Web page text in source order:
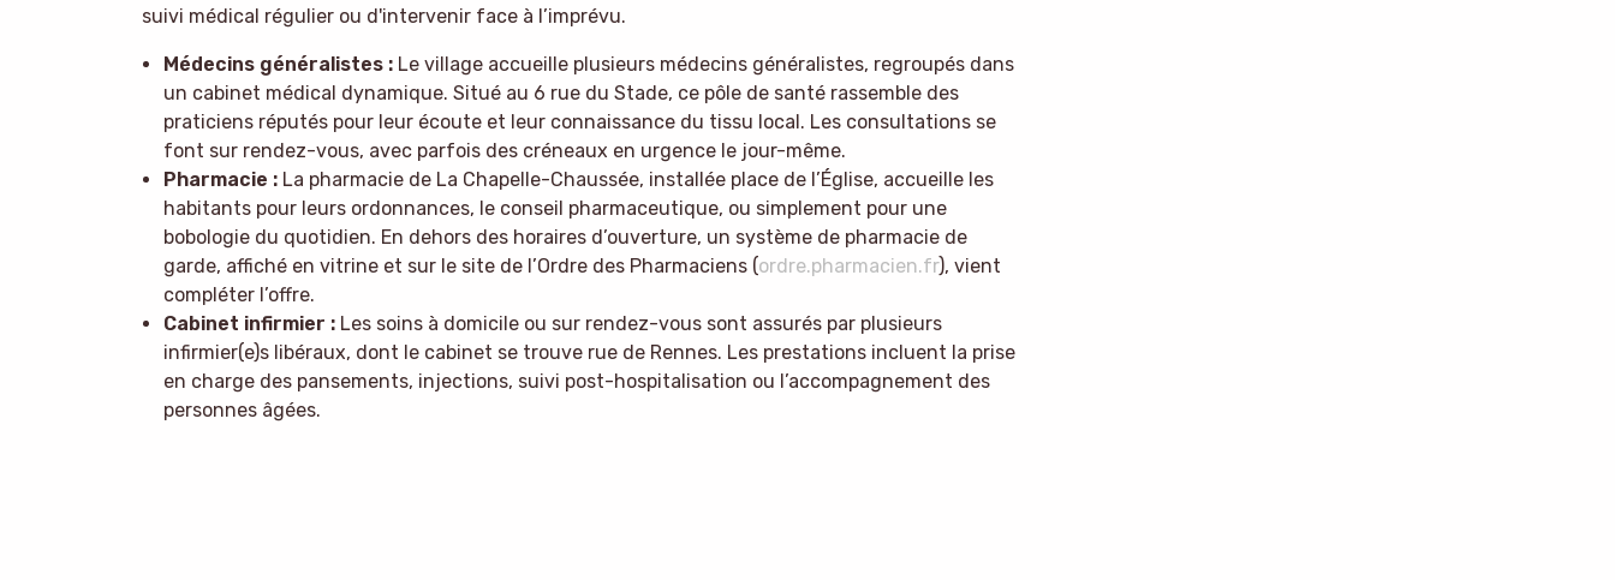
suivi médical régulier ou d'intervenir face à l’imprévu.
Médecins généralistes :Le village accueille plusieurs médecins généralistes, regroupés dans
un cabinet médical dynamique. Situé au 6 rue du Stade, ce pôle de santé rassemble des
praticiens réputés pour leur écoute et leur connaissance du tissu local. Les consultations se
font sur rendez-vous, avec parfois des créneaux en urgence le jour-même.
Pharmacie :La pharmacie de La Chapelle-Chaussée, installée place de l’Église, accueille les
habitants pour leurs ordonnances, le conseil pharmaceutique, ou simplement pour une
bobologie du quotidien. En dehors des horaires d’ouverture, un système de pharmacie de
garde, affiché en vitrine et sur le site de l’Ordre des Pharmaciens (ordre.pharmacien.fr), vient
compléter l’offre.
Cabinet infirmier :Les soins à domicile ou sur rendez-vous sont assurés par plusieurs
infirmier(e)s libéraux, dont le cabinet se trouve rue de Rennes. Les prestations incluent la prise
en charge des pansements, injections, suivi post-hospitalisation ou l’accompagnement des
personnes âgées.